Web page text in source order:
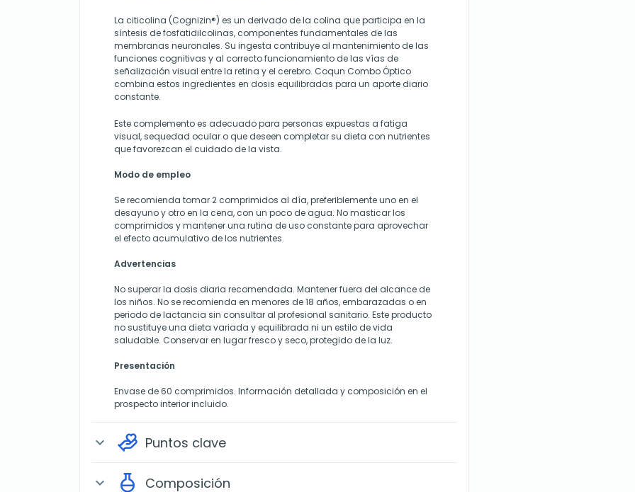
La citicolina (Cognizin®) es un derivado de la colina que participa en la
síntesis de fosfatidilcolinas, componentes fundamentales de las
membranas neuronales. Su ingesta contribuye al mantenimiento de las
funciones cognitivas y al correcto funcionamiento de las vías de
señalización visual entre la retina y el cerebro. Coqun Combo Óptico
combina estos ingredientes en dosis equilibradas para un aporte diario
constante.
Este complemento es adecuado para personas expuestas a fatiga
visual, sequedad ocular o que deseen completar su dieta con nutrientes
que favorezcan el cuidado de la vista.
Modo de empleo
Se recomienda tomar 2 comprimidos al día, preferiblemente uno en el
desayuno y otro en la cena, con un poco de agua. No masticar los
comprimidos y mantener una rutina de uso constante para aprovechar
el efecto acumulativo de los nutrientes.
Advertencias
No superar la dosis diaria recomendada. Mantener fuera del alcance de
los niños. No se recomienda en menores de 18 años, embarazadas o en
periodo de lactancia sin consultar al profesional sanitario. Este producto
no sustituye una dieta variada y equilibrada ni un estilo de vida
saludable. Conservar en lugar fresco y seco, protegido de la luz.
Presentación
Envase de 60 comprimidos. Información detallada y composición en el
prospecto interior incluido.
expand_more Puntos clave
expand_more Composición